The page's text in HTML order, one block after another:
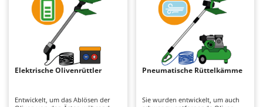
Allzwecktransporter - Motorschubkarren
Alu-Teleskopleitern
Anbaubagger Heckbagger für Traktoren
Arbeitsschutzkleidung
Astkettensägen - Hochentaster
Airmec
AL-KO
ALA 2000
Alce
Ama
Elektrische Olivenrüttler
Entwickelt, um das Ablösen der
Pneumatische Rüttelkämme
Sie wurden entwickelt, um auch